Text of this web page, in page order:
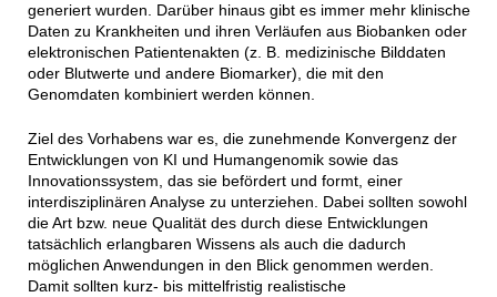
generiert wurden. Darüber hinaus gibt es immer mehr klinische
Daten zu Krankheiten und ihren Verläufen aus Biobanken oder
elektronischen Patientenakten (z. B. medizinische Bilddaten
oder Blutwerte und andere Biomarker), die mit den
Genomdaten kombiniert werden können.
Ziel des Vorhabens war es, die zunehmende Konvergenz der
Entwicklungen von KI und Humangenomik sowie das
Innovationssystem, das sie befördert und formt, einer
interdisziplinären Analyse zu unterziehen. Dabei sollten sowohl
die Art bzw. neue Qualität des durch diese Entwicklungen
tatsächlich erlangbaren Wissens als auch die dadurch
möglichen Anwendungen in den Blick genommen werden.
Damit sollten kurz- bis mittelfristig realistische